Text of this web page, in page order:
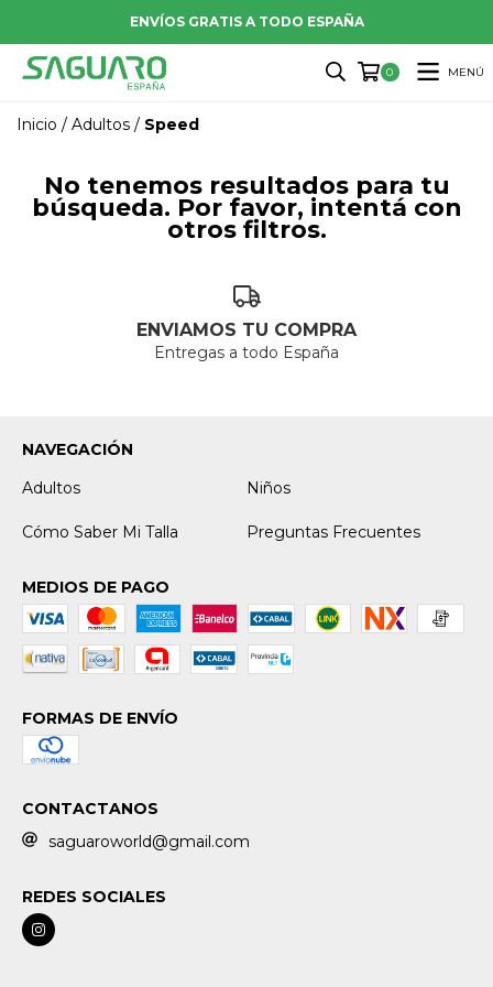
ENVÍOS GRATIS A TODO ESPAÑA
0 MENÚ
Inicio / Adultos / Speed
No tenemos resultados para tu
búsqueda. Por favor, intentá con
otros filtros.
ENVIAMOS TU COMPRA
Entregas a todo España
NAVEGACIÓN
Adultos
Niños
Cómo Saber Mi Talla Preguntas Frecuentes
MEDIOS DE PAGO
FORMAS DE ENVÍO
CONTACTANOS
saguaroworld@gmail.com
REDES SOCIALES